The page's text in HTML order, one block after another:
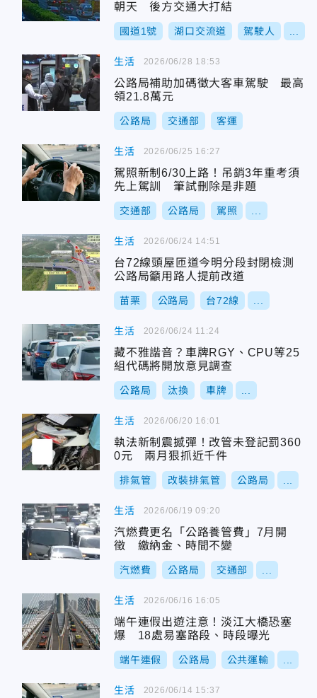
朝天 後方交通大打結
國道1號 湖口交流道 駕駛人
生活
公路局補助加碼徵大客車駕駛 最高
領21.8萬元
公路局 交通部 客運
2026/06/28 18:53
生活
駕照新制6/30上路！吊銷3年重考須
先上駕訓 筆試刪除是非題
交通部 公路局 駕照
2026/06/25 16:27
生活
台72線頭屋匝道今明分段封閉檢測
公路局籲用路人提前改道
苗栗 公路局 台72線
2026/06/24 14:51
生活
藏不雅諧音？車牌RGY、CPU等25
組代碼將開放意見調查
公路局 汰換 車牌
2026/06/24 11:24
生活
執法新制震撼彈！改管未登記罰360
0元 兩月狠抓近千件
排氣管 改裝排氣管 公路局
2026/06/20 16:01
生活
汽燃費更名「公路養管費」7月開
徵 繳納金、時間不變
汽燃費 公路局 交通部
2026/06/19 09:20
生活
端午連假出遊注意！淡江大橋恐塞
爆 18處易塞路段、時段曝光
端午連假 公路局 公共運輸
2026/06/16 16:05
生活 2026/06/14 15:37